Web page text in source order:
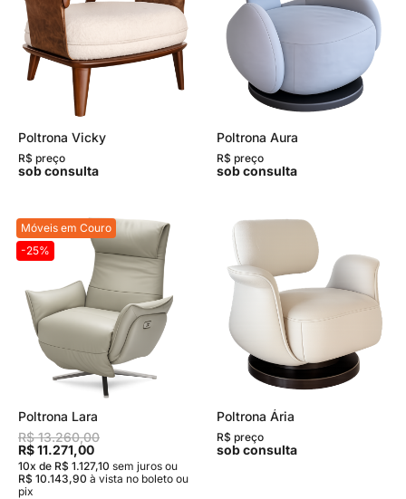
Poltrona Vicky
R$ preço
sob consulta
Poltrona Aura
R$ preço
sob consulta
Móveis em Couro
-25%
Poltrona Lara
R$ 13.260,00
R$ 11.271,00
10x de R$ 1.127,10 sem juros ou
R$ 10.143,90 à vista no boleto ou
pix
Poltrona Ária
R$ preço
sob consulta